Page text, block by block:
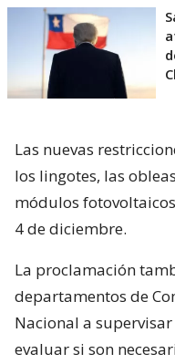
Las nuevas
los lingotes, las
módulos
4 de diciembre.
La proclamación
departamentos de
Nacional a
evaluar si son